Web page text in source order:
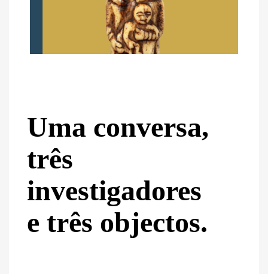
Uma conversa,
três
investigadores
e três objectos.